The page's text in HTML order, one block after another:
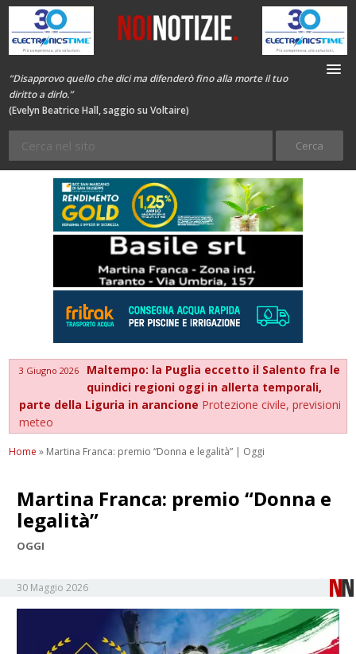
“Disapprovo quello che dici ma difenderò fino alla morte il tuo
diritto a dirlo.”
(Evelyn Beatrice Hall, saggio su Voltaire)
3 Giugno 2026
Maltempo: la Puglia eccetto il Salento fra le
quindici regioni oggi in allerta temporali,
parte della Liguria in arancione Protezione civile, previsioni
meteo
Home » Martina Franca: premio “Donna e legalità” | Oggi
Martina Franca: premio “Donna e
legalità”
OGGI
30 Maggio 2026